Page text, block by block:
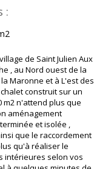
:
de Saint Julien Aux
, au Nord ouest de la
Maronne et à L'est des
construit sur un
m2 n'attend plus que
aménagement
et isolée ,
que le raccordement
qu'à réaliser le
intérieures selon vos